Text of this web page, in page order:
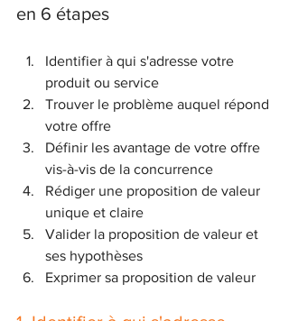
en 6 étapes
Identifier à qui s'adresse votre
produit ou service
Trouver le problème auquel répond
votre offre
Définir les avantage de votre offre
vis-à-vis de la concurrence
Rédiger une proposition de valeur
unique et claire
Valider la proposition de valeur et
ses hypothèses
Exprimer sa proposition de valeur